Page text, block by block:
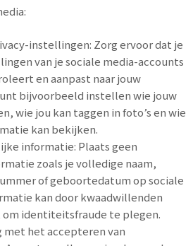
instellingen: Zorg ervoor dat je
van je sociale media-accounts
en aanpast naar jouw
bijvoorbeeld instellen wie jouw
wie jou kan taggen in foto’s en wie
kan bekijken.
informatie: Plaats geen
zoals je volledige naam,
of geboortedatum op sociale
kan door kwaadwillenden
identiteitsfraude te plegen.
met het accepteren van